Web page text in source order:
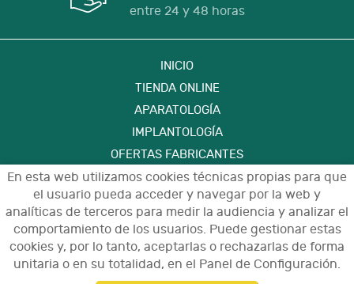
En esta web utilizamos cookies técnicas propias para que
el usuario pueda acceder y navegar por la web y
analíticas de terceros para medir la audiencia y analizar el
comportamiento de los usuarios. Puede gestionar estas
cookies y, por lo tanto, aceptarlas o rechazarlas de forma
unitaria o en su totalidad, en el Panel de Configuración.
entre 24 y 48 horas
INICIO
TIENDA ONLINE
APARATOLOGÍA
IMPLANTOLOGÍA
OFERTAS FABRICANTES
FORMACIÓN
CONTACTO
Aviso Legal
Política de Privacidad de Datos
Política de Cookies
Configuración de Cookies